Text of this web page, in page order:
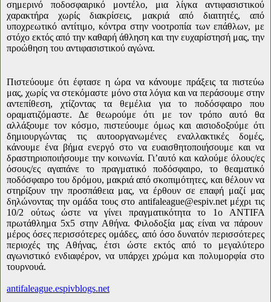
σημερινό ποδοσφαιρικό μοντέλο, μια λίγκα αντιφασιστικού
χαρακτήρα χωρίς διακρίσεις, μακριά από διαιτητές, από
υποχρεωτικό αντίτιμο, κόντρα στην νοοτροπία των επάθλων, με
στόχο εκτός από την καθαρή άθληση και την ευχαρίστησή μας, την
προώθηση του αντιφασιστικού αγώνα.
Πιστεύουμε ότι έφτασε η ώρα να κάνουμε πράξεις τα πιστεύω
μας, χωρίς να στεκόμαστε μόνο στα λόγια και να περάσουμε στην
αντεπίθεση, χτίζοντας τα θεμέλια για το ποδόσφαιρο που
οραματιζόμαστε. Δε θεωρούμε ότι με τον τρόπο αυτό θα
αλλάξουμε τον κόσμο, πιστεύουμε όμως και αισιοδοξούμε ότι
δημιουργώντας τις αυτοoργανωμένες εναλλακτικές δομές,
κάνουμε ένα βήμα ενεργό στο να ευαισθητοποιήσουμε και να
δραστηριοποιήσουμε την κοινωνία. Γι’αυτό και καλούμε όλους/ες
όσους/ες αγαπάνε το πραγματικό ποδόσφαιρο, το θεαματικό
ποδόσφαιρο του δρόμου, μακριά από σκοπιμότητες, και θέλουν να
στηρίξουν την προσπάθεια μας, να έρθουν σε επαφή μαζί μας
δηλώνοντας την ομάδα τους στο antifaleague@espiv.netμέχρι τις
10/2 ούτως ώστε να γίνει πραγματικότητα το 1ο ANTIFA
πρωτάθλημα 5x5 στην Αθήνα. Φιλοδοξία μας είναι να πάρουν
μέρος όσες περισσότερες ομάδες, από όσο δυνατόν περισσότερες
περιοχές της Αθήνας, έτσι ώστε εκτός από το μεγαλύτερο
αγωνιστικό ενδιαφέρον, να υπάρχει χρώμα και πολυμορφία στο
τουρνουά.
antifaleague.espivblogs.net